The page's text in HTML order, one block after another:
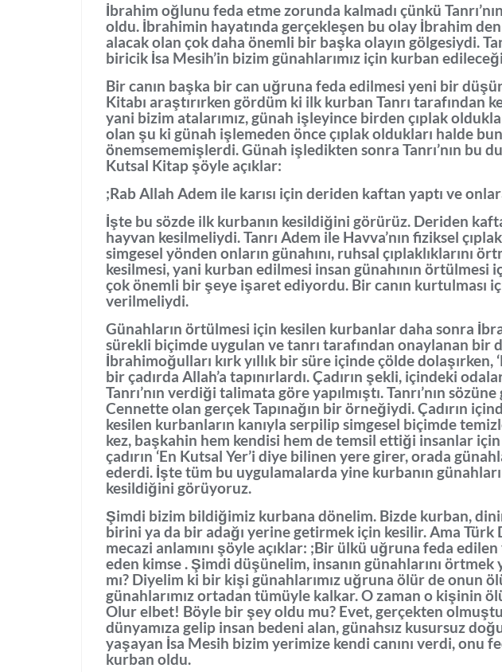
İbrahim oğlunu feda etme zorunda kalmadı çünkü
oldu. İbrahimin hayatında gerçekleşen bu olay İbrahim
alacak olan çok daha önemli bir başka olayın gölgesiydi.
biricik İsa Mesih’in bizim günahlarımız için kurban
Bir canın başka bir can uğruna feda edilmesi yeni bir
Kitabı araştırırken gördüm ki ilk kurban Tanrı tarafından
yani bizim atalarımız, günah işleyince birden çıplak
olan şu ki günah işlemeden önce çıplak oldukları halde
önemsememişlerdi. Günah işledikten sonra Tanrı’nın bu
Kutsal Kitap şöyle açıklar:
;Rab Allah Adem ile karısı için deriden kaftan yaptı ve
İşte bu sözde ilk kurbanın kesildiğini görürüz. Deriden
hayvan kesilmeliydi. Tanrı Adem ile Havva’nın fiziksel
simgesel yönden onların günahını, ruhsal çıplaklıklarını
kesilmesi, yani kurban edilmesi insan günahının örtülmesi
çok önemli bir şeye işaret ediyordu. Bir canın kurtulması
verilmeliydi.
Günahların örtülmesi için kesilen kurbanlar daha sonra
sürekli biçimde uygulan ve tanrı tarafından onaylanan bir
İbrahimoğulları kırk yıllık bir süre içinde çölde dolaşırken,
bir çadırda Allah’a tapınırlardı. Çadırın şekli, içindeki
Tanrı’nın verdiği talimata göre yapılmıştı. Tanrı’nın
Cennette olan gerçek Tapınağın bir örneğiydi. Çadırın
kesilen kurbanların kanıyla serpilip simgesel biçimde
kez, başkahin hem kendisi hem de temsil ettiği insanlar
çadırın ‘En Kutsal Yer’i diye bilinen yere girer, orada
ederdi. İşte tüm bu uygulamalarda yine kurbanın
kesildiğini görüyoruz.
Şimdi bizim bildiğimiz kurbana dönelim. Bizde kurban,
birini ya da bir adağı yerine getirmek için kesilir. Ama Türk
mecazi anlamını şöyle açıklar: ;Bir ülkü uğruna feda
eden kimse . Şimdi düşünelim, insanın günahlarını örtmek
mı? Diyelim ki bir kişi günahlarımız uğruna ölür de onun
günahlarımız ortadan tümüyle kalkar. O zaman o kişinin
Olur elbet! Böyle bir şey oldu mu? Evet, gerçekten
dünyamıza gelip insan bedeni alan, günahsız kusursuz
yaşayan İsa Mesih bizim yerimize kendi canını verdi, onu
kurban oldu.